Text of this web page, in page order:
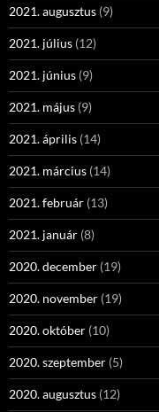
2021. augusztus (9)
2021. július (12)
2021. június (9)
2021. május (9)
2021. április (14)
2021. március (14)
2021. február (13)
2021. január (8)
2020. december (19)
2020. november (19)
2020. október (10)
2020. szeptember (5)
2020. augusztus (12)